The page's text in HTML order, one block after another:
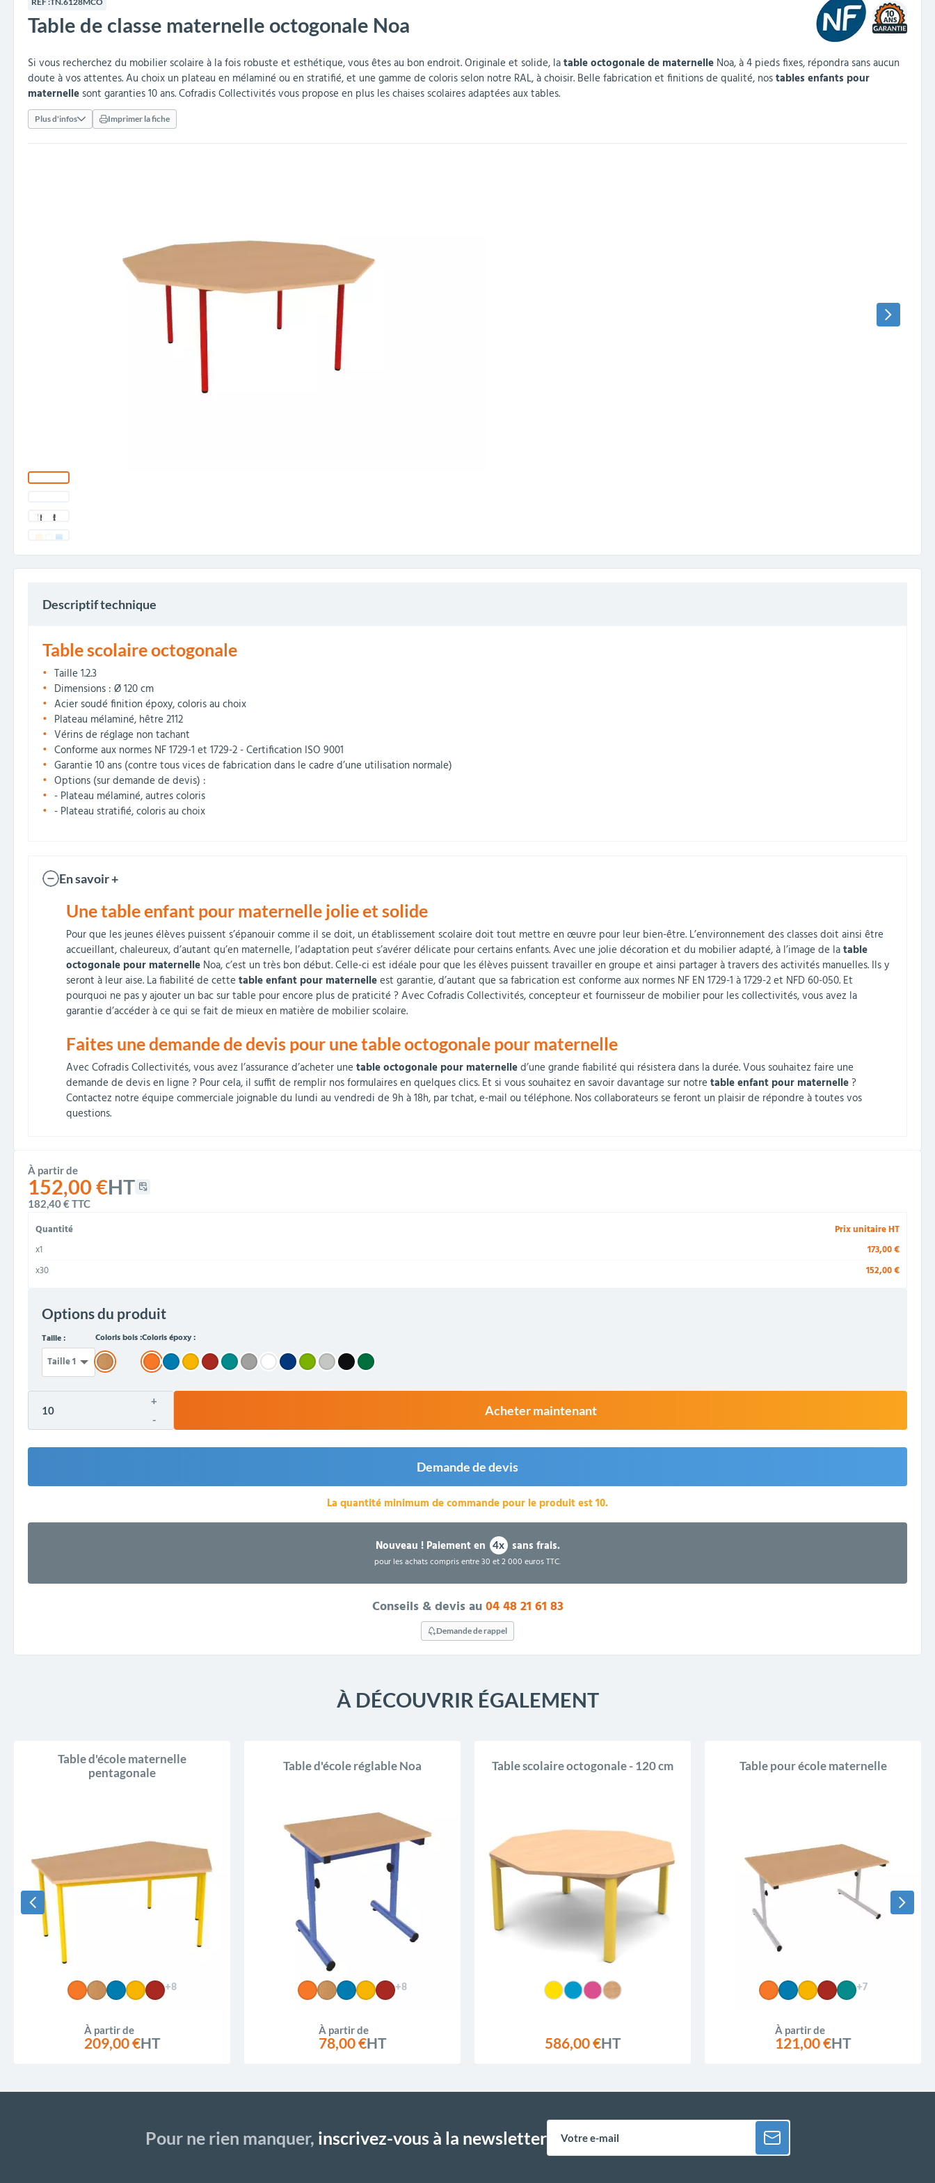
Embellissement et
Cendriers urbains
Barrières de ville Arceaux de sécurité Abris fumeurs
Clous podotactiles et
rampes d'accès
Séparateurs de voies et
Travaux publics &
Miroirs de sécurité
Vestiaires Équipements sanitaires Mobilier de bureau
Armoires et rangements Mobilier scolaire extérieur
Mobilier crèche et
Tables de cantine
réception
amovibles
Poteaux de guidage
Décorations de Noël
Pavoisement
collectivités
extérieurs
Structures aires de jeux
Baby-foots & Billards
À partir de
152,00 €HT
182,40 €TTC
Quantité
Prix unitaire HT
x1
173,00 €
x30
152,00 €
Options du produit
Taille : Coloris bois :Coloris époxy :
+
-
Acheter maintenant
Demande de devis
La quantité minimum de commande pour le produit est 10.
Nouveau !Paiement en 4x sans frais.
pour les achats compris entre 30 et 2 000 euros TTC.
Conseils & devis au04 48 21 61 83
Demande de rappel
Table de classe maternelle octogonale Noa 10
Si vous recherchez du mobilier scolaire à la fois robuste et esthétique, vous êtes au bon endroit. Originale et solide, latable octogonale de maternelle Noa, à 4 pieds fixes, répondra sans aucun
doute à vos attentes. Au choix un plateau en mélaminé ou en stratifié, et une gamme de coloris selon notre RAL, à choisir. Belle fabrication et finitions de qualité, nostables enfants pour
maternelle sont garanties 10 ans. Cofradis Collectivités vous propose en plus les chaises scolaires adaptées aux tables.
Plus d'infos Imprimer la fiche
Descriptif technique
Table scolaire octogonale
Taille 1.2.3
Dimensions : Ø 120 cm
Acier soudé finition époxy, coloris au choix
Plateau mélaminé, hêtre 2112
Vérins de réglage non tachant
Conforme aux normes NF 1729-1 et 1729-2 - Certification ISO 9001
Garantie 10 ans (contre tous vices de fabrication dans le cadre d’une utilisation normale)
Options (sur demande de devis) :
- Plateau mélaminé, autres coloris
- Plateau stratifié, coloris au choix
En savoir +
Une table enfant pour maternelle jolie et solide
Pour que les jeunes élèves puissent s’épanouir comme il se doit, un établissement scolaire doit tout mettre en œuvre pour leur bien-être. L’environnement des classes doit ainsi être
accueillant, chaleureux, d’autant qu’en maternelle, l’adaptation peut s’avérer délicate pour certains enfants. Avec une jolie décoration et du mobilier adapté, à l’image de latable
octogonale pour maternelle Noa, c’est un très bon début. Celle-ci est idéale pour que les élèves puissent travailler en groupe et ainsi partager à travers des activités manuelles. Ils y
seront à leur aise. La fiabilité de cette table enfant pour maternelleest garantie, d’autant que sa fabrication est conforme aux normes NF EN 1729-1 à 1729-2 et NFD 60-050. Et
pourquoi ne pas y ajouter un bac sur table pour encore plus de praticité ? Avec Cofradis Collectivités, concepteur et fournisseur de mobilier pour les collectivités, vous avez la
garantie d’accéder à ce qui se fait de mieux en matière de mobilier scolaire.
Faites une demande de devis pour une table octogonale pour maternelle
Avec Cofradis Collectivités, vous avez l’assurance d’acheter une table octogonale pour maternelled’une grande fiabilité qui résistera dans la durée. Vous souhaitez faire une
demande de devis en ligne ? Pour cela, il suffit de remplir nos formulaires en quelques clics. Et si vous souhaitez en savoir davantage sur notre table enfant pour maternelle?
Contactez notre équipe commerciale joignable du lundi au vendredi de 9h à 18h, par tchat, e-mail ou téléphone. Nos collaborateurs se feront un plaisir de répondre à toutes vos
questions.
À DÉCOUVRIR ÉGALEMENT
Table d'école maternelle
pentagonale
+8
À partir de
209,00 €HT
Table d'école réglable Noa
+8
À partir de
78,00 €HT
Table scolaire octogonale - 120 cm
586,00 €HT
Table pour école maternelle
+7
À partir de
121,00 €HT
Pour ne rien manquer, inscrivez-vous à la newsletter